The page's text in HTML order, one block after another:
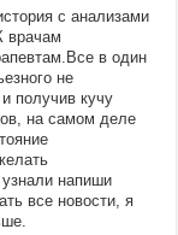
с анализами
врачам
в один
не
получив кучу
на самом деле
напиши
все новости, я